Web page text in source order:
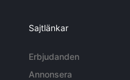
Sajtlänkar
Erbjudanden
Annonsera